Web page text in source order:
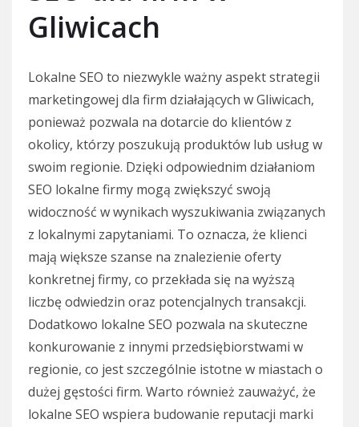
Gliwicach
Lokalne SEO to niezwykle ważny aspekt strategii
marketingowej dla firm działających w Gliwicach,
ponieważ pozwala na dotarcie do klientów z
okolicy, którzy poszukują produktów lub usług w
swoim regionie. Dzięki odpowiednim działaniom
SEO lokalne firmy mogą zwiększyć swoją
widoczność w wynikach wyszukiwania związanych
z lokalnymi zapytaniami. To oznacza, że klienci
mają większe szanse na znalezienie oferty
konkretnej firmy, co przekłada się na wyższą
liczbę odwiedzin oraz potencjalnych transakcji.
Dodatkowo lokalne SEO pozwala na skuteczne
konkurowanie z innymi przedsiębiorstwami w
regionie, co jest szczególnie istotne w miastach o
dużej gęstości firm. Warto również zauważyć, że
lokalne SEO wspiera budowanie reputacji marki